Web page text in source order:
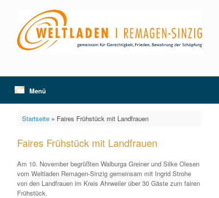
Menü
Startseite» Faires Frühstück mit Landfrauen
Faires Frühstück mit Landfrauen
Am 10. November begrüßten Walburga Greiner und Silke Olesen
vom Weltladen Remagen-Sinzig gemeinsam mit Ingrid Strohe
von den Landfrauen im Kreis Ahrweiler über 30 Gäste zum fairen
Frühstück.